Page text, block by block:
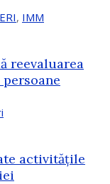
, IMM
reevaluarea
activitățile